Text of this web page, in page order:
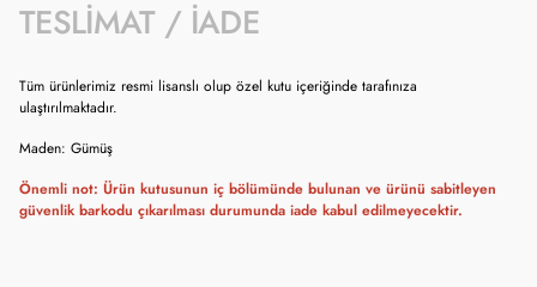
TESLIMAT / İADE
Tüm ürünlerimiz resmi lisanslı olup özel kutu içeriğinde tarafınıza
ulaştırılmaktadır.
Maden: Gümüş
Önemli not: Ürün kutusunun iç bölümünde bulunan ve ürünü sabitleyen
güvenlik barkodu çıkarılması durumunda iade kabul edilmeyecektir.